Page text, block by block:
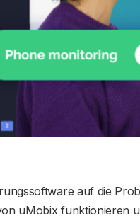
auf die
uMobix funktionieren